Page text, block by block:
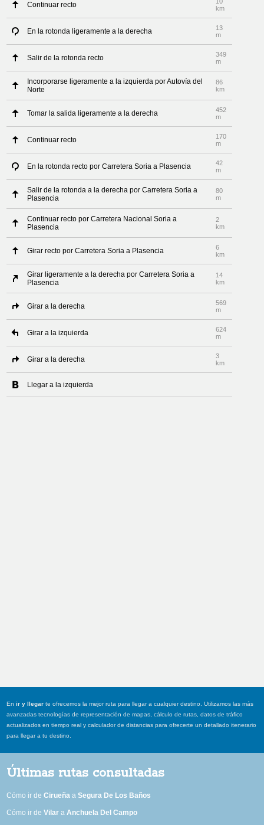
Continuar recto
km
En la rotonda ligeramente a la derecha
13
m
Salir de la rotonda recto
349
m
Incorporarse ligeramente a la izquierda por Autovía del
Norte
86
km
Tomar la salida ligeramente a la derecha
452
m
Continuar recto
170
m
En la rotonda recto por Carretera Soria a Plasencia
42
m
Salir de la rotonda a la derecha por Carretera Soria a
Plasencia
80
m
Continuar recto por Carretera Nacional Soria a
Plasencia
2
km
Girar recto por Carretera Soria a Plasencia
6
km
Girar ligeramente a la derecha por Carretera Soria a
Plasencia
14
km
Girar a la derecha
569
m
Girar a la izquierda
624
m
Girar a la derecha
3
km
Llegar a la izquierda
Enir y llegar te ofrecemos la mejor ruta para llegar a cualquier destino. Utilizamos las más
avanzadas tecnologías de representación de mapas, cálculo de rutas, datos de tráfico
actualizados en tiempo real y calculador de distancias para ofrecerte un detallado itenerario
para llegar a tu destino.
Últimas rutas consultadas
Cómo ir deCirueña aSegura De Los Baños
Cómo ir deVilar aAnchuela Del Campo